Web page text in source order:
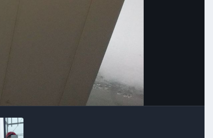
Image Tools